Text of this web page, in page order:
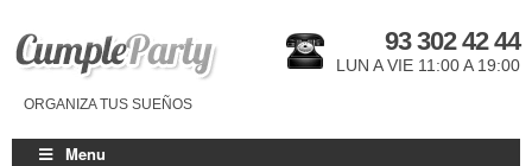
ORGANIZA TUS SUEÑOS
93 302 42 44
LUN A VIE 11:00 A 19:00
Menu